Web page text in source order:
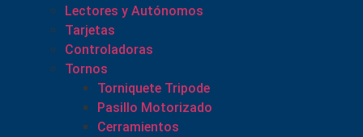
Lectores y Autónomos
Tarjetas
Controladoras
Tornos
Torniquete Tripode
Pasillo Motorizado
Cerramientos